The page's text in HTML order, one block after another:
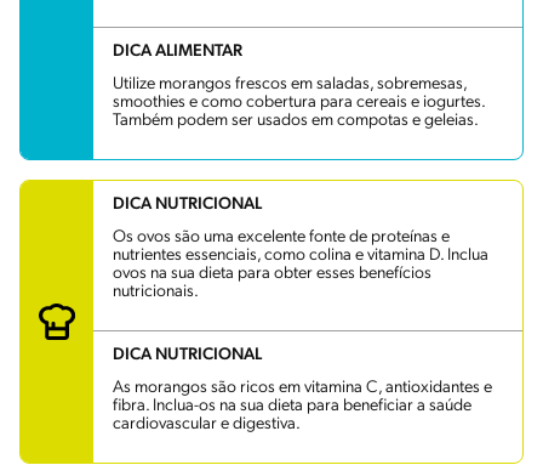
DICA ALIMENTAR
Utilize morangos frescos em saladas, sobremesas,
smoothies e como cobertura para cereais e iogurtes.
Também podem ser usados em compotas e geleias.
DICA NUTRICIONAL
Os ovos são uma excelente fonte de proteínas e
nutrientes essenciais, como colina e vitamina D. Inclua
ovos na sua dieta para obter esses benefícios
nutricionais.
DICA NUTRICIONAL
As morangos são ricos em vitamina C, antioxidantes e
fibra. Inclua-os na sua dieta para beneficiar a saúde
cardiovascular e digestiva.